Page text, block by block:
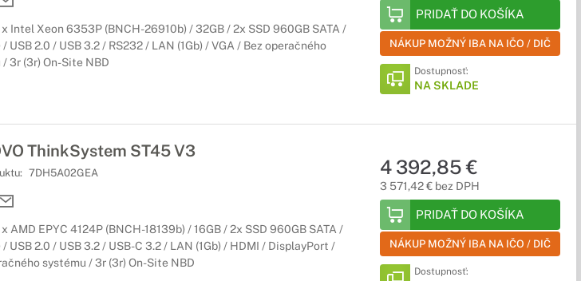
Intel Xeon 6353P (BNCH-26910b) / 32GB / 2x SSD 960GB SATA /
USB 2.0 / USB 3.2 / RS232 / LAN (1Gb) / VGA / Bez operačného
3r (3r) On-Site NBD
PRIDAŤ DO KOŠÍKA
NÁKUP MOŽNÝ IBA NA IČO / DIČ
Dostupnosť:
NA SKLADE
ThinkSystem ST45 V3
7DH5A02GEA
AMD EPYC 4124P (BNCH-18139b) / 16GB / 2x SSD 960GB SATA /
USB 2.0 / USB 3.2 / USB-C 3.2 / LAN (1Gb) / HDMI / DisplayPort /
systému / 3r (3r) On-Site NBD
4 392,85 €
3 571,42 € bez DPH
PRIDAŤ DO KOŠÍKA
NÁKUP MOŽNÝ IBA NA IČO / DIČ
Dostupnosť: